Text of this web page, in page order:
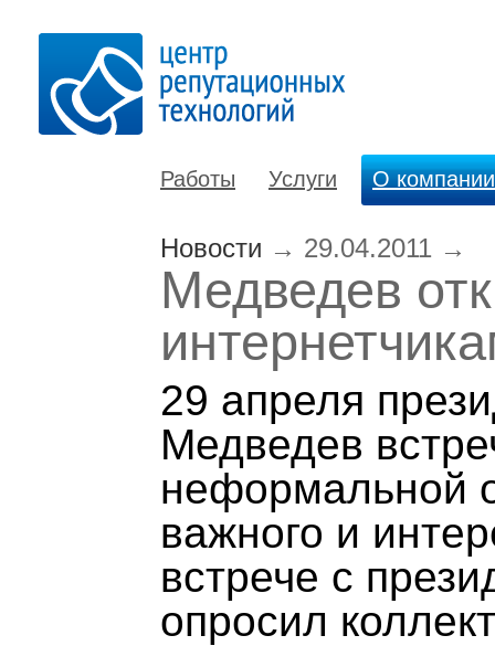
Работы Услуги О компании
Новости → 29.04.2011 →
Медведев
29 апреля
Медведев
неформальной
важного и
встрече с
опросил